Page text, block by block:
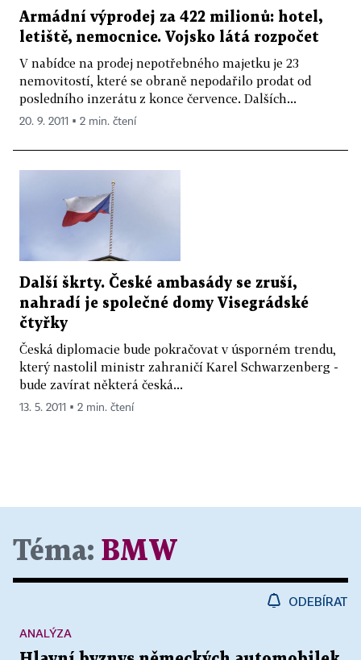
Armádní výprodej za 422 milionů: hotel,
letiště, nemocnice. Vojsko látá rozpočet
V nabídce na prodej nepotřebného majetku je 23
nemovitostí, které se obraně nepodařilo prodat od
posledního inzerátu z konce července. Dalších...
20. 9. 2011 ▪ 2 min. čtení
Další škrty. České ambasády se zruší,
nahradí je společné domy Visegrádské
čtyřky
Česká diplomacie bude pokračovat v úsporném trendu,
který nastolil ministr zahraničí Karel Schwarzenberg -
bude zavírat některá česká...
13. 5. 2011 ▪ 2 min. čtení
Téma: BMW
ODEBÍRAT
ANALÝZA